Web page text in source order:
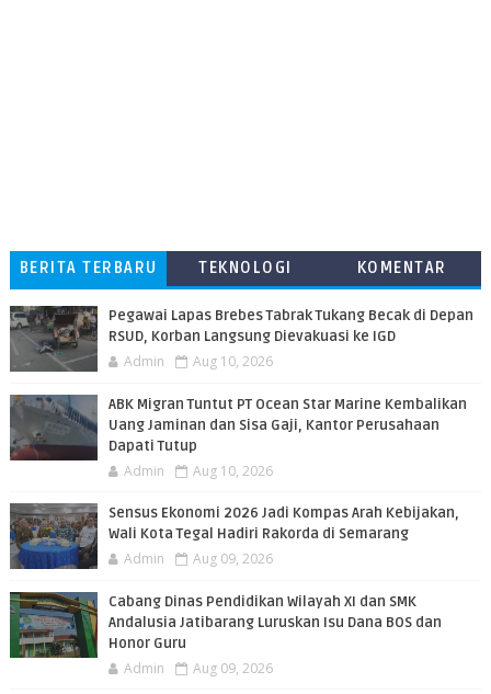
BERITA TERBARU TEKNOLOGI
KOMENTAR
Pegawai Lapas Brebes Tabrak Tukang Becak di Depan
RSUD, Korban Langsung Dievakuasi ke IGD
Admin Aug 10, 2026
ABK Migran Tuntut PT Ocean Star Marine Kembalikan
Uang Jaminan dan Sisa Gaji, Kantor Perusahaan
Dapati Tutup
Admin Aug 10, 2026
Sensus Ekonomi 2026 Jadi Kompas Arah Kebijakan,
Wali Kota Tegal Hadiri Rakorda di Semarang
Admin Aug 09, 2026
Cabang Dinas Pendidikan Wilayah XI dan SMK
Andalusia Jatibarang Luruskan Isu Dana BOS dan
Honor Guru
Admin Aug 09, 2026